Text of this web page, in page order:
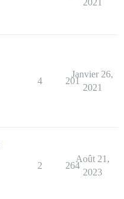
2021
4 201
Janvier 26,
2021
2 264
Août 21,
2023